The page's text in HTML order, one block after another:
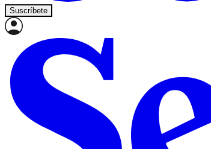
Suscríbete